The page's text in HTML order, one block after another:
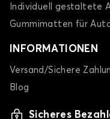
Individuell gestaltete
Gummimatten für
INFORMATIONEN
Versand/Sichere
Blog
Sicheres